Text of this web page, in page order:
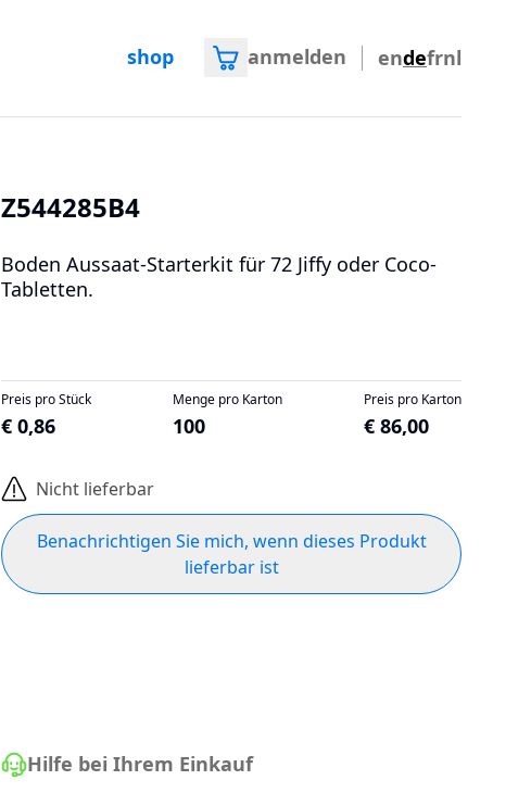
shop anmelden endefrnl
Z544285B4
Boden Aussaat-Starterkit für 72 Jiffy oder Coco-
Tabletten.
Preis pro Stück
€ 0,86
Menge pro Karton
100
Preis pro Karton
€ 86,00
Nicht lieferbar
Benachrichtigen Sie mich, wenn dieses Produkt
lieferbar ist
Hilfe bei Ihrem Einkauf